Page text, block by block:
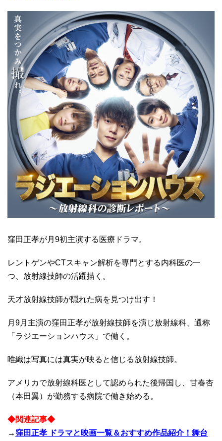
窪田正孝が月9初主演する医療ドラマ。
レントゲンやCTスキャン解析を専門とする内科医の一
つ、放射線技師の活躍描く。
天才放射線技師が隠れた病を見つけ出す！
月9月主演の窪田正孝が放射線技師を演じ放射線科、通称
「ラジエーションハウス」で働く。
唯織は写真には真実が映ると信じる放射線技師。
アメリカで放射線科医として認められた後帰国し、甘春杏
（本田翼）が勤務する病院で働き始める。
◆関連記事◆
→窪田正孝 ドラマと映画一覧＆おすすめ作品紹介！舞台